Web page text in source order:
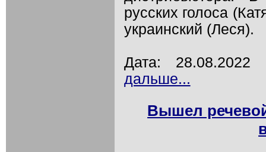
русских голоса
украинский (Леся).
Дата:
дальше...
Вышел